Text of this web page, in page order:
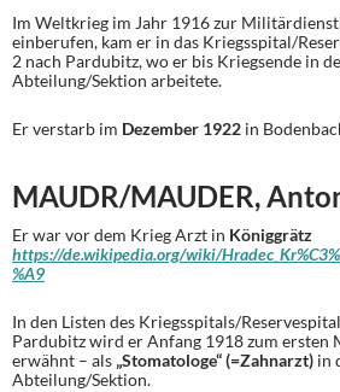
Im Weltkrieg im Jahr 1916 zur
einberufen, kam er in das Kriegsspital/
2 nach Pardubitz, wo er bis Kriegsende in
Abteilung/Sektion arbeitete.
Er verstarb im Dezember 1922 in
MAUDR/MAUDER,
Er war vor dem Krieg Arzt in Königgrätz
https://de.wikipedia.org/wiki/
%A9
In den Listen des Kriegsspitals/
Pardubitz wird er Anfang 1918 zum ersten
erwähnt – als „Stomatologe“ (=Zahnarzt) in
Abteilung/Sektion.